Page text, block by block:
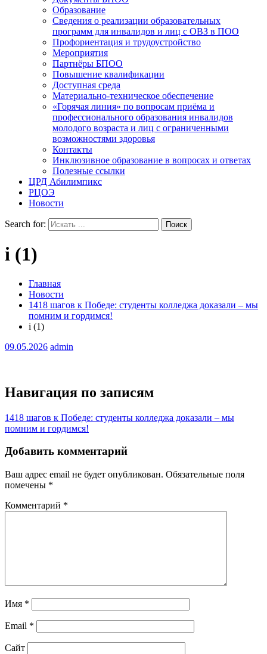
Образование
Сведения о реализации образовательных
программ для инвалидов и лиц с ОВЗ в ПОО
Профориентация и трудоустройство
Мероприятия
Партнёры БПОО
Повышение квалификации
Доступная среда
Материально-техническое обеспечение
«Горячая линия» по вопросам приёма и
профессионального образования инвалидов
молодого возраста и лиц с ограниченными
возможностями здоровья
Контакты
Инклюзивное образование в вопросах и ответах
Полезные ссылки
ЦРД Абилимпикс
РЦОЭ
Новости
Search for:
i (1)
Главная
Новости
1418 шагов к Победе: студенты колледжа доказали – мы
помним и гордимся!
i (1)
09.05.2026 admin
Навигация по записям
1418 шагов к Победе: студенты колледжа доказали – мы
помним и гордимся!
Добавить комментарий
Ваш адрес email не будет опубликован. Обязательные поля
помечены *
Комментарий *
Имя *
Email *
Сайт